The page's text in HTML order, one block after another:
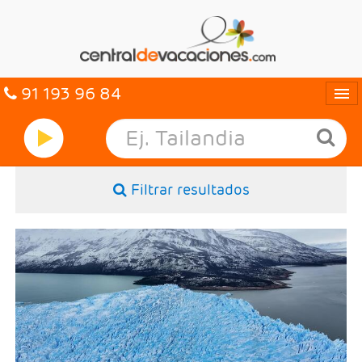
91 193 96 84
Entrar
VACACIONES
HOTELES
OFERTAS
Filtrar resultados
-Salidas: Diarias
- Ruta: 3 noches Buenos Aires, 3 noches Calafate y 2
noches Iguazú.
- Categoría hotelera: A elección del cliente
- Régimen: Alojamiento y desayuno.